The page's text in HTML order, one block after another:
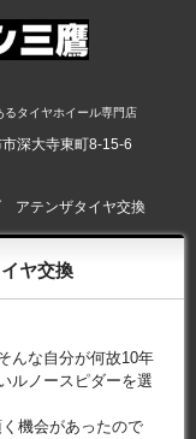
るタイヤホイール専門店
深大寺東町8-15-6
アテンザタイヤ交換
ヤ交換
んな自分が何故10年
ルノースピダーを選
機会があったので